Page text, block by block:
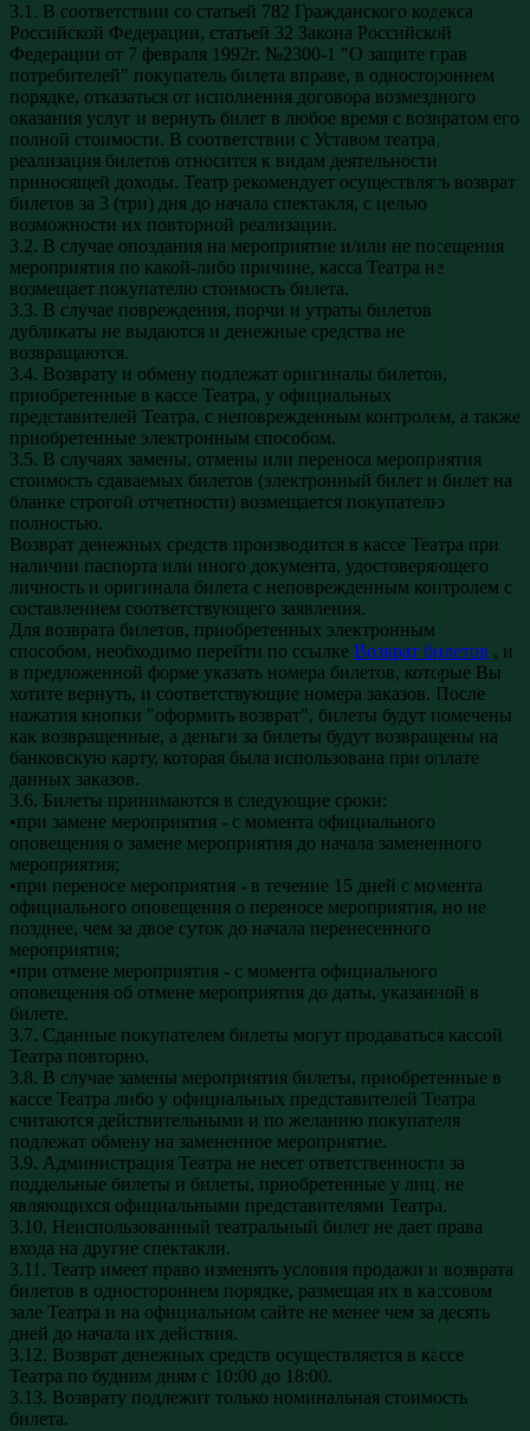
3.1. В соответствии со статьей 782 Гражданского кодекса
Российской Федерации, статьей 32 Закона Российской
Федерации от 7 февраля 1992г. №2300-1 "О защите прав
потребителей" покупатель билета вправе, в одностороннем
порядке, отказаться от исполнения договора возмездного
оказания услуг и вернуть билет в любое время с возвратом его
полной стоимости. В соответствии с Уставом театра,
реализация билетов относится к видам деятельности
приносящей доходы. Театр рекомендует осуществлять возврат
билетов за 3 (три) дня до начала спектакля, с целью
возможности их повторной реализации.
3.2. В случае опоздания на мероприятие и/или не посещения
мероприятия по какой-либо причине, касса Театра не
возмещает покупателю стоимость билета.
3.3. В случае повреждения, порчи и утраты билетов
дубликаты не выдаются и денежные средства не
возвращаются.
3.4. Возврату и обмену подлежат оригиналы билетов,
приобретенные в кассе Театра, у официальных
представителей Театра, с неповрежденным контролем, а также
приобретенные электронным способом.
3.5. В случаях замены, отмены или переноса мероприятия
стоимость сдаваемых билетов (электронный билет и билет на
бланке строгой отчетности) возмещается покупателю
полностью.
Возврат денежных средств производится в кассе Театра при
наличии паспорта или иного документа, удостоверяющего
личность и оригинала билета с неповрежденным контролем с
составлением соответствующего заявления.
Для возврата билетов, приобретенных электронным
способом, необходимо перейти по ссылке Возврат билетов , и
в предложенной форме указать номера билетов, которые Вы
хотите вернуть, и соответствующие номера заказов. После
нажатия кнопки "оформить возврат", билеты будут помечены
как возвращенные, а деньги за билеты будут возвращены на
банковскую карту, которая была использована при оплате
данных заказов.
3.6. Билеты принимаются в следующие сроки:
•при замене мероприятия - с момента официального
оповещения о замене мероприятия до начала замененного
мероприятия;
•при переносе мероприятия - в течение 15 дней с момента
официального оповещения о переносе мероприятия, но не
позднее, чем за двое суток до начала перенесенного
мероприятия;
•при отмене мероприятия - с момента официального
оповещения об отмене мероприятия до даты, указанной в
билете.
3.7. Сданные покупателем билеты могут продаваться кассой
Театра повторно.
3.8. В случае замены мероприятия билеты, приобретенные в
кассе Театра либо у официальных представителей Театра
считаются действительными и по желанию покупателя
подлежат обмену на замененное мероприятие.
3.9. Администрация Театра не несет ответственности за
поддельные билеты и билеты, приобретенные у лиц, не
являющихся официальными представителями Театра.
3.10. Неиспользованный театральный билет не дает права
входа на другие спектакли.
3.11. Театр имеет право изменять условия продажи и возврата
билетов в одностороннем порядке, размещая их в кассовом
зале Театра и на официальном сайте не менее чем за десять
дней до начала их действия.
3.12. Возврат денежных средств осуществляется в кассе
Театра по будним дням с 10:00 до 18:00.
3.13. Возврату подлежит только номинальная стоимость
билета.